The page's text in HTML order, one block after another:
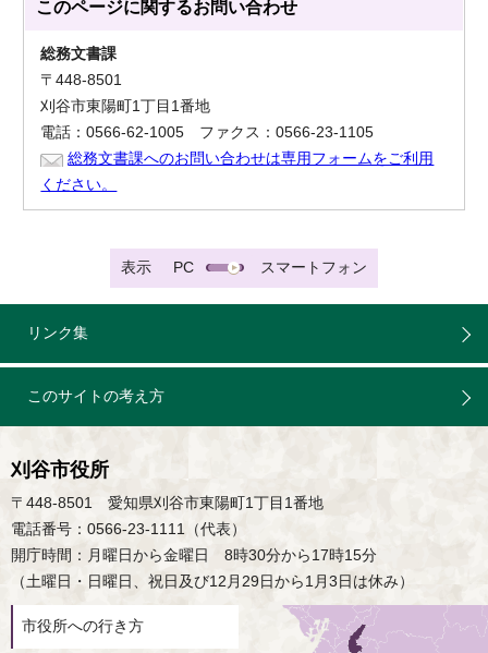
このページに関するお問い合わせ
総務文書課
〒448-8501
刈谷市東陽町1丁目1番地
電話：0566-62-1005 ファクス：0566-23-1105
総務文書課へのお問い合わせは専用フォームをご利用
ください。
表示 PC スマートフォン
リンク集
このサイトの考え方
刈谷市役所
〒448-8501 愛知県刈谷市東陽町1丁目1番地
電話番号：0566-23-1111（代表）
開庁時間：月曜日から金曜日 8時30分から17時15分
（土曜日・日曜日、祝日及び12月29日から1月3日は休み）
市役所への行き方